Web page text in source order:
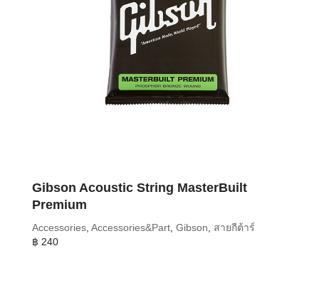
Gibson Acoustic String MasterBuilt
Premium
Accessories Accessories&Part Gibson
สายกีต้าร์
฿ 240